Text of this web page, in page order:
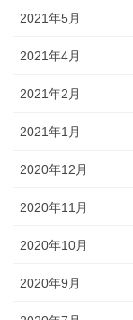
2021年5月
2021年4月
2021年2月
2021年1月
2020年12月
2020年11月
2020年10月
2020年9月